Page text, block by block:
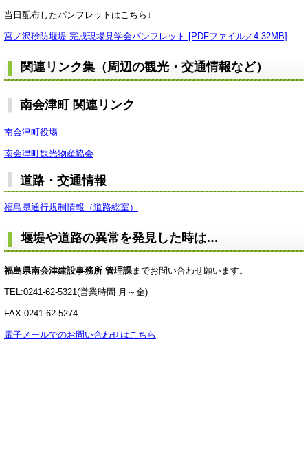
当日配布したパンフレットはこちら↓
宮ノ沢砂防堰堤 完成現場見学会パンフレット [PDFファイル／4.32MB]
関連リンク集（周辺の観光・交通情報など）
南会津町 関連リンク
南会津町役場
南会津町観光物産協会
道路・交通情報
福島県通行規制情報（道路総室）
堰堤や道路の異常を発見した時は…
福島県南会津建設事務所 管理課 までお問い合わせ願います。
TEL:0241-62-5321(営業時間 月～金)
FAX:0241-62-5274
電子メールでのお問い合わせはこちら